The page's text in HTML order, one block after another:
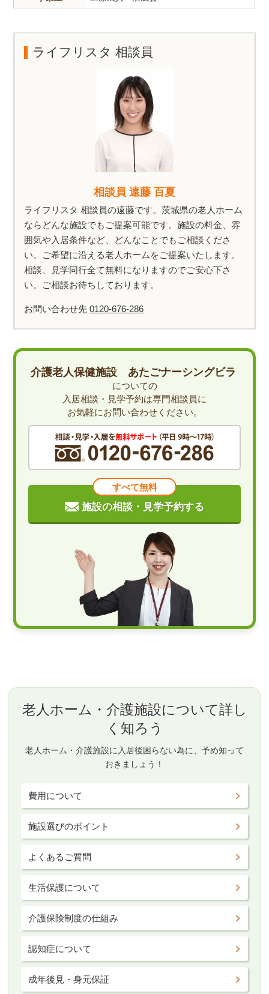
ライフリスタ 相談員
相談員 遠藤 百夏
ライフリスタ 相談員の遠藤です。茨城県の老人ホーム
ならどんな施設でもご提案可能です。施設の料金、雰
囲気や入居条件など、どんなことでもご相談くださ
い。ご希望に沿える老人ホームをご提案いたします。
相談、見学同行全て無料になりますのでご安心下さ
い。ご相談お待ちしております。
お問い合わせ先0120-676-286
介護老人保健施設 あたごナーシングビラ
についての
入居相談・見学予約は専門相談員に
お気軽にお問い合わせください。
すべて無料
施設の相談・見学予約する
老人ホーム・介護施設について詳し
く知ろう
老人ホーム・介護施設に入居後困らない為に、予め知って
おきましょう！
費用について
施設選びのポイント
よくあるご質問
生活保護について
介護保険制度の仕組み
認知症について
成年後見・身元保証